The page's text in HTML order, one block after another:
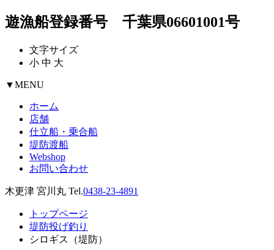
遊漁船登録番号 千葉県06601001号
文字サイズ
小 中 大
▼MENU
ホーム
店舗
仕立船・乗合船
堤防渡船
Webshop
お問い合わせ
木更津 宮川丸 Tel.0438-23-4891
トップページ
堤防投げ釣り
シロギス（堤防）